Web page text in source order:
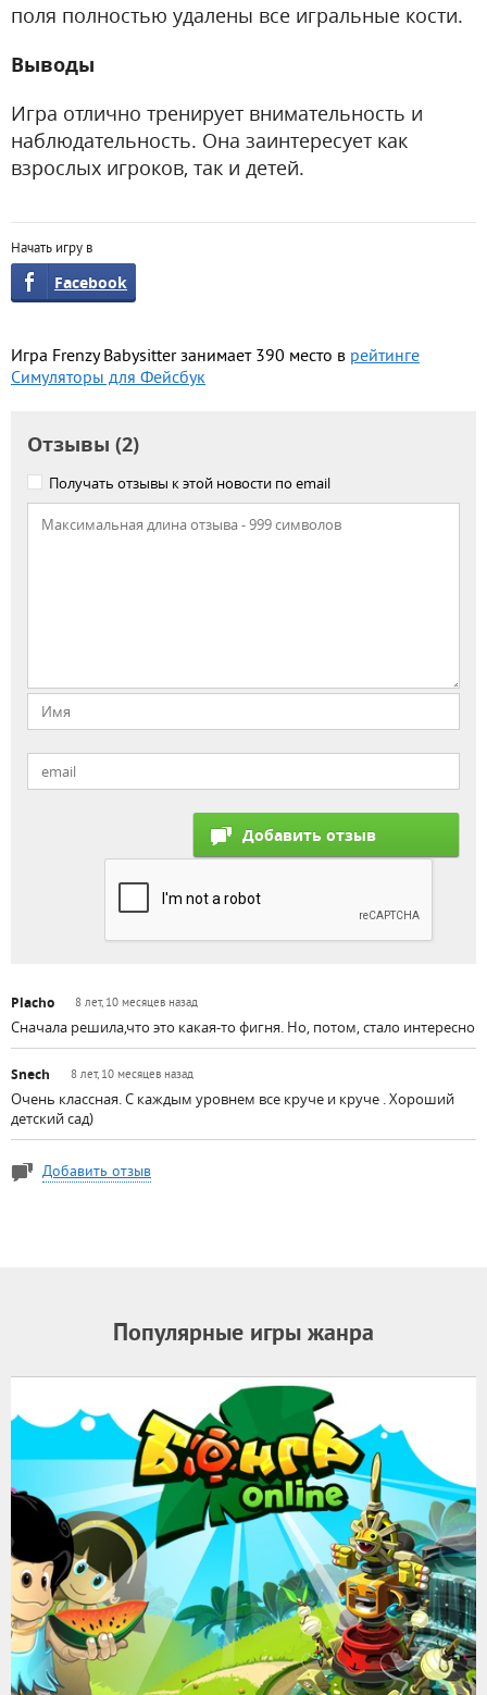
поля полностью удалены все игральные кости.
Выводы
Игра отлично тренирует внимательность и
наблюдательность. Она заинтересует как
взрослых игроков, так и детей.
Начать игру в
Facebook
Игра Frenzy Babysitter занимает 390 место в рейтинге
Симуляторы для Фейсбук
Отзывы (2)
Получать отзывы к этой новости по email
Placho 8 лет, 10 месяцев назад
Сначала решила,что это какая-то фигня. Но, потом, стало интересно
Snech 8 лет, 10 месяцев назад
Очень классная. С каждым уровнем все круче и круче . Хороший
детский сад)
Добавить отзыв
Популярные игры жанра